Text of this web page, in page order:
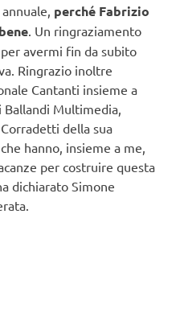
perché Fabrizio
. Un ringraziamento
avermi fin da subito
Ringrazio inoltre
Cantanti insieme a
Multimedia,
della sua
hanno, insieme a me,
per costruire questa
dichiarato Simone